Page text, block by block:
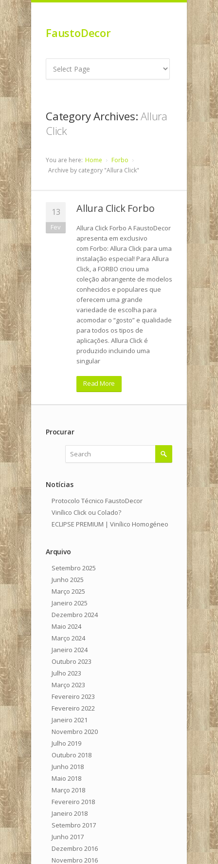
FaustoDecor
Category Archives:Allura
Click
You are here: Home
Forbo
Archive by category "Allura Click"
13
Fev
Allura Click Forbo
Allura Click Forbo A FaustoDecor
apresenta em exclusivo
com Forbo: Allura Click para uma
instalação especial! Para Allura
Click, a FORBO criou uma
coleção abrangente de modelos
conhecidos e populares que
oferecem uma grande
variedade de escolha para
acomodar o “gosto” e qualidade
para todos os tipos de
aplicações. Allura Click é
produzido incluindo uma
singular
Read More
Procurar
Notícias
Protocolo Técnico FaustoDecor
Vinílico Click ou Colado?
ECLIPSE PREMIUM | Vinílico Homogéneo
Arquivo
Setembro 2025
Junho 2025
Março 2025
Janeiro 2025
Dezembro 2024
Maio 2024
Março 2024
Janeiro 2024
Outubro 2023
Julho 2023
Março 2023
Fevereiro 2023
Fevereiro 2022
Janeiro 2021
Novembro 2020
Julho 2019
Outubro 2018
Junho 2018
Maio 2018
Março 2018
Fevereiro 2018
Janeiro 2018
Setembro 2017
Junho 2017
Dezembro 2016
Novembro 2016